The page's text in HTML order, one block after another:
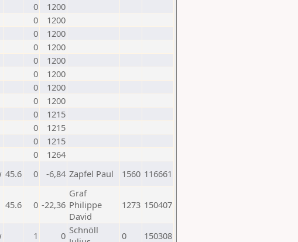
0
1200
0
1200
0
1200
0
1200
0
1200
0
1200
0
1200
0
1200
0
1215
0
1215
0
1215
0
1264
45.6 0 -6,84 Zapfel Paul 1560 116661
45.6 0 -22,36
Graf
Philippe
David
1273 150407
1 0 Schnöll
0 150308